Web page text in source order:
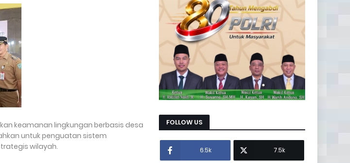
keamanan lingkungan berbasis desa
untuk penguatan sistem
wilayah.
FOLLOW US
6.5k 7.5k